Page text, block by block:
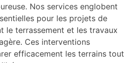
Nos services englobent
pour les projets de
le terrassement et les travaux
Ces interventions
efficacement les terrains tout